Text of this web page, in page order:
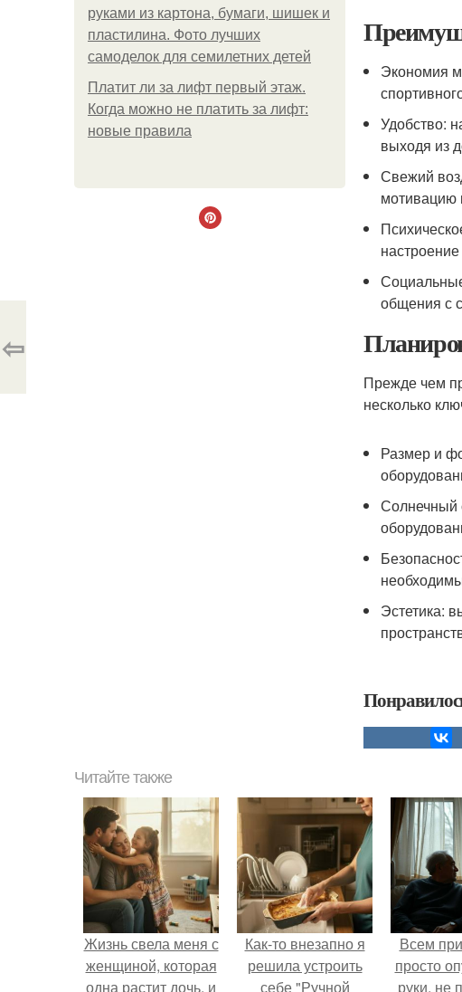
руками из картона, бумаги, шишек и
пластилина. Фото лучших
самоделок для семилетних детей
Платит ли за лифт первый этаж.
Когда можно не платить за лифт:
новые правила
Экономия
Удобство:
выходя из
Свежий
мотивацию
общения с
Прежде чем
несколько
Размер и
Солнечный
Эстетика:
⇦
Читайте также
Жизнь свела меня с
женщиной, которая
одна растит дочь, и
Как-то внезапно я
решила устроить
себе "Ручной
Всем
просто
руки, не